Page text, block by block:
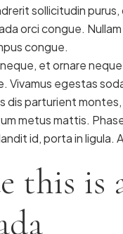
sollicitudin purus,
orci congue.
congue.
et ornare
Vivamus egestas
dis parturient
metus mattis.
id, porta in ligula.
this